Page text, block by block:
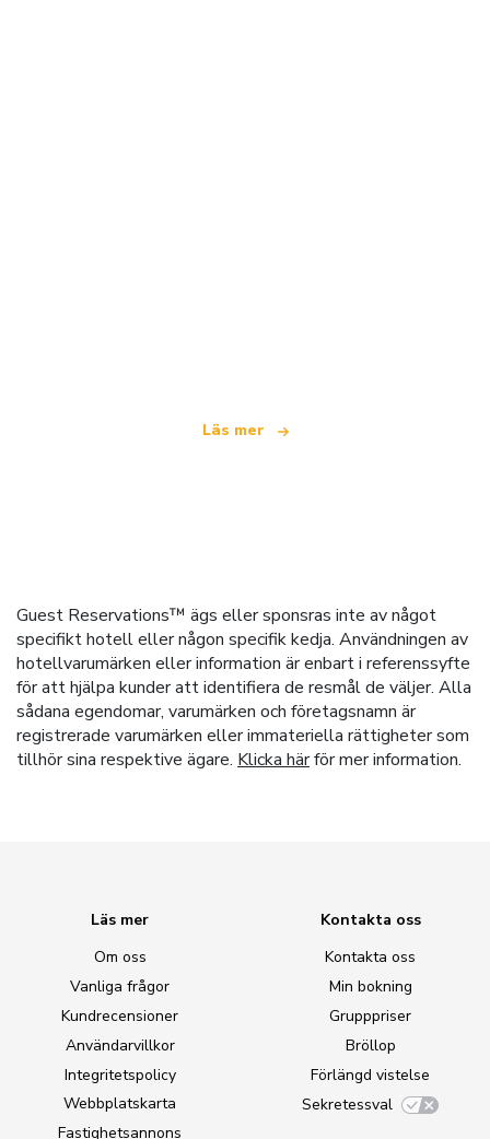
Läs mer
Guest Reservations™ ägs eller sponsras inte av något
specifikt hotell eller någon specifik kedja. Användningen av
hotellvarumärken eller information är enbart i referenssyfte
för att hjälpa kunder att identifiera de resmål de väljer. Alla
sådana egendomar, varumärken och företagsnamn är
registrerade varumärken eller immateriella rättigheter som
tillhör sina respektive ägare. Klicka härför mer information.
Läs mer
Om oss
Vanliga frågor
Kundrecensioner
Användarvillkor
Integritetspolicy
Webbplatskarta
Fastighetsannons
Kontakta oss
Kontakta oss
Min bokning
Grupppriser
Bröllop
Förlängd vistelse
Sekretessval